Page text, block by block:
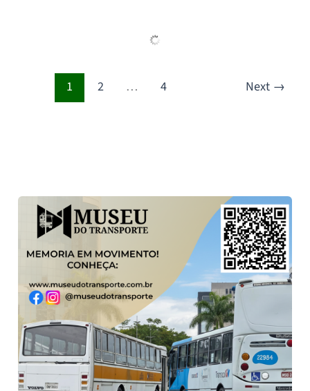
1 2 … 4 Next →